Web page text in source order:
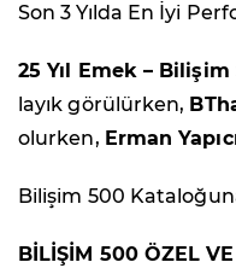
Son 3 Yılda En İyi
25 Yıl Emek –
layık görülürken,
olurken, Erman
Bilişim 500
BİLİŞİM 500 ÖZEL